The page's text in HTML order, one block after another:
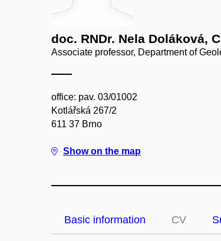
doc. RNDr. Nela Doláková,
Associate professor, Department of
office: pav. 03/01002
Kotlářská 267/2
611 37 Brno
Show on the map
Basic information CV